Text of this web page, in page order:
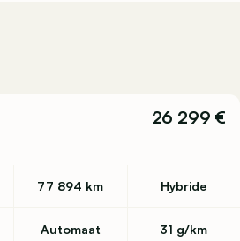
26 299 €
77 894 km Hybride
Automaat 31 g/km